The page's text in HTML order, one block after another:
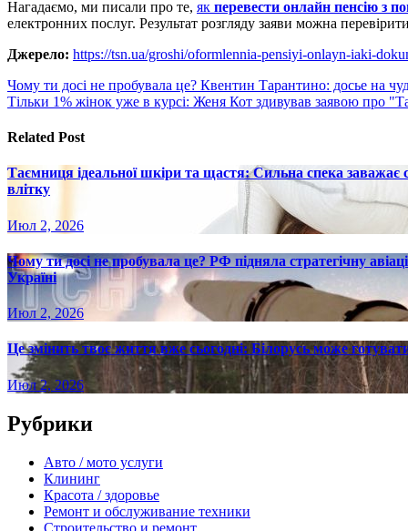
Нагадаємо, ми писали про те, як перевести онлайн пенсію з
електронних послуг. Результат розгляду заяви можна
Джерело: https://tsn.ua/groshi/oformlennia-pensiyi-onlayn-iaki-
Навигация
по
записям
Чому ти досі не пробувала це? Квентин Тарантино: досье на
Тільки 1% жінок уже в курсі: Женя Кот здивував заявою про
Related Post
Таємниця ідеальної шкіри та щастя: Сильна спека
влітку
Июл 2, 2026
Чому ти досі не пробувала це? РФ підняла стратегічну
Україні
Июл 2, 2026
Це змінить твоє життя вже сьогодні: Білорусь може
Июл 2, 2026
Рубрики
Авто / мото услуги
Клининг
Красота / здоровье
Ремонт и обслуживание техники
Строительство и ремонт